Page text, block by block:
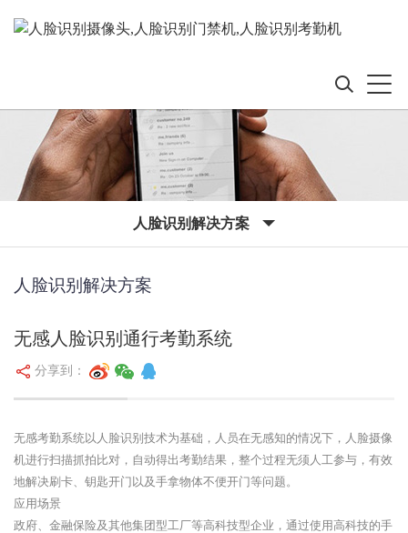
人脸识别解决方案
人脸识别解决方案
无感人脸识别通行考勤系统
分享到：
无感考勤系统以人脸识别技术为基础，人员在无感知的情况下，人脸摄像
机进行扫描抓拍比对，自动得出考勤结果，整个过程无须人工参与，有效
地解决刷卡、钥匙开门以及手拿物体不便开门等问题。
应用场景
政府、金融保险及其他集团型工厂等高科技型企业，通过使用高科技的手